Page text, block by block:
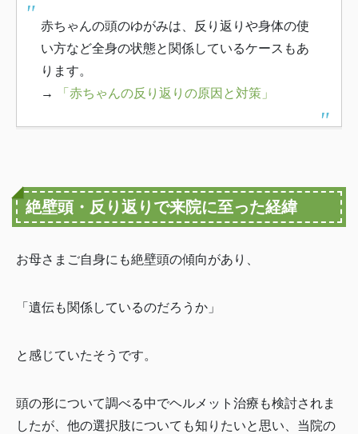
赤ちゃんの頭のゆがみは、反り返りや身体の使
い方など全身の状態と関係しているケースもあ
ります。
→
「赤ちゃんの反り返りの原因と対策」
絶壁頭・反り返りで来院に至った経緯
お母さまご自身にも絶壁頭の傾向があり、
「遺伝も関係しているのだろうか」
と感じていたそうです。
頭の形について調べる中でヘルメット治療も検討されま
したが、他の選択肢についても知りたいと思い、当院の